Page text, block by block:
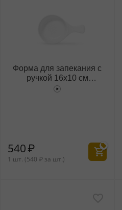
Форма для запекания с
ручкой 16x10 см
WL‑661538/A
540₽
1 шт. (540 ₽ за шт.)